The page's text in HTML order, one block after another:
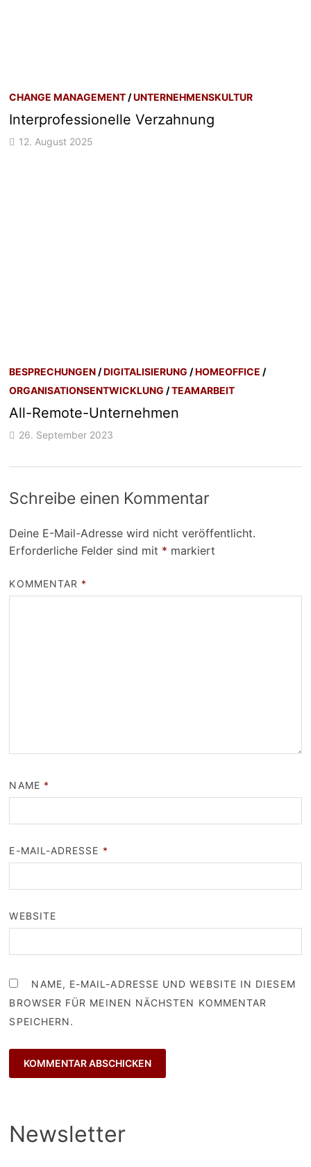
CHANGE MANAGEMENT /UNTERNEHMENSKULTUR
Interprofessionelle Verzahnung
12. August 2025
BESPRECHUNGEN /DIGITALISIERUNG /HOMEOFFICE /
ORGANISATIONSENTWICKLUNG /TEAMARBEIT
All-Remote-Unternehmen
26. September 2023
Schreibe einen Kommentar
Deine E-Mail-Adresse wird nicht veröffentlicht.
Erforderliche Felder sind mit * markiert
KOMMENTAR *
NAME *
E-MAIL-ADRESSE *
WEBSITE
NAME, E-MAIL-ADRESSE UND WEBSITE IN DIESEM
BROWSER FÜR MEINEN NÄCHSTEN KOMMENTAR
SPEICHERN.
Newsletter